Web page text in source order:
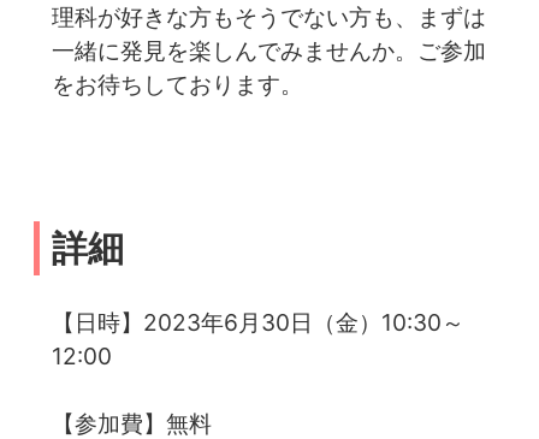
理科が好きな方もそうでない方も、まずは
一緒に発見を楽しんでみませんか。ご参加
をお待ちしております。
詳細
【日時】2023年6月30日（金）10:30～
12:00
【参加費】無料